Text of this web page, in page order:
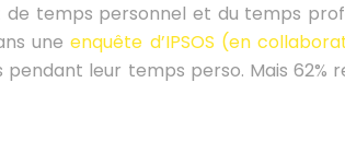
de temps personnel et du temps
uneenquête d’IPSOS (en
pendant leur temps perso. Mais